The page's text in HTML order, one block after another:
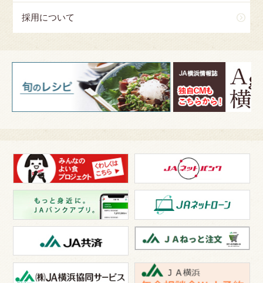
採用について